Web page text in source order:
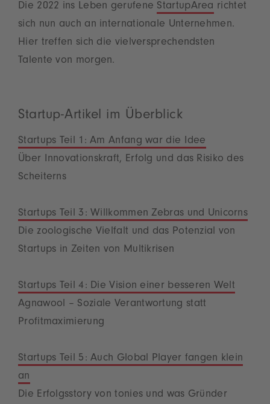
Die 2022 ins Leben gerufene StartupArea richtet
sich nun auch an internationale Unternehmen.
Hier treffen sich die vielversprechendsten
Talente von morgen.
Startup-Artikel im Überblick
Startups Teil 1: Am Anfang war die Idee
Über Innovationskraft, Erfolg und das Risiko des
Scheiterns
Startups Teil 3: Willkommen Zebras und Unicorns
Die zoologische Vielfalt und das Potenzial von
Startups in Zeiten von Multikrisen
Startups Teil 4: Die Vision einer besseren Welt
Agnawool – Soziale Verantwortung statt
Profitmaximierung
Startups Teil 5: Auch Global Player fangen klein
an
Die Erfolgsstory von tonies und was Gründer